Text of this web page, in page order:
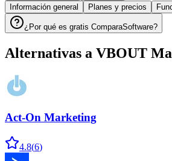
Información general
Planes y precios
¿Por qué es gratis ComparaSoftware?
Alternativas a VBOUT
Act-On Marketing
4.8(6)